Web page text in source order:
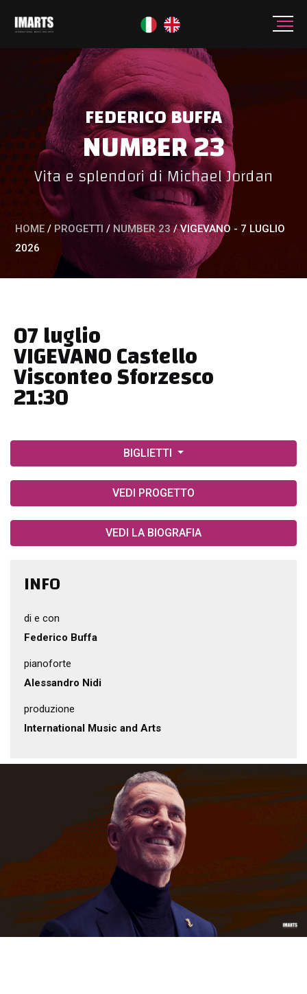
FEDERICO BUFFA
NUMBER 23
Vita e splendori di Michael Jordan
HOME / PROGETTI / NUMBER 23 / VIGEVANO - 7 LUGLIO
2026
07 luglio
VIGEVANO Castello
Visconteo Sforzesco
21:30
BIGLIETTI
VEDI PROGETTO
VEDI LA BIOGRAFIA
INFO
di e con
Federico Buffa
pianoforte
Alessandro Nidi
produzione
International Music and Arts